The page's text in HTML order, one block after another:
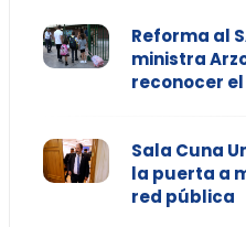
Reforma al
ministra
reconocer
Sala Cuna
la puerta a
red pública